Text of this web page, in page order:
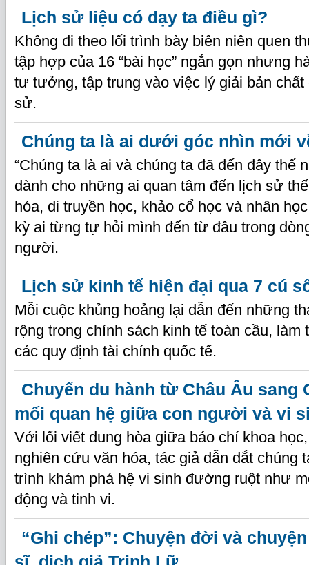
Lịch sử liệu có dạy ta điều gì?
Không đi theo lối trình bày biên niên quen
tập hợp của 16 “bài học” ngắn gọn nhưng
tư tưởng, tập trung vào việc lý giải bản chất
sử.
Chúng ta là ai dưới góc nhìn mới
“Chúng ta là ai và chúng ta đã đến đây thế
dành cho những ai quan tâm đến lịch sử
hóa, di truyền học, khảo cổ học và nhân
kỳ ai từng tự hỏi mình đến từ đâu trong
người.
Lịch sử kinh tế hiện đại qua 7 cú
Mỗi cuộc khủng hoảng lại dẫn đến những
rộng trong chính sách kinh tế toàn cầu, làm
các quy định tài chính quốc tế.
Chuyến du hành từ Châu Âu sang
mối quan hệ giữa con người và vi
Với lối viết dung hòa giữa báo chí khoa
nghiên cứu văn hóa, tác giả dẫn dắt chúng
trình khám phá hệ vi sinh đường ruột như
động và tinh vi.
“Ghi chép”: Chuyện đời và